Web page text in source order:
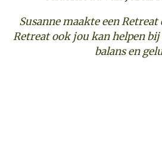
Susanne maakte een
Retreat ook jou kan helpen
balans en